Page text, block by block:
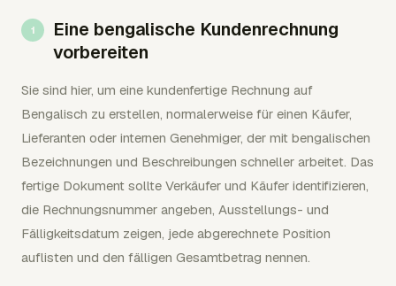
Eine bengalische Kundenrechnung
vorbereiten
Sie sind hier, um eine kundenfertige Rechnung auf
Bengalisch zu erstellen, normalerweise für einen Käufer,
Lieferanten oder internen Genehmiger, der mit bengalischen
Bezeichnungen und Beschreibungen schneller arbeitet. Das
fertige Dokument sollte Verkäufer und Käufer identifizieren,
die Rechnungsnummer angeben, Ausstellungs- und
Fälligkeitsdatum zeigen, jede abgerechnete Position
auflisten und den fälligen Gesamtbetrag nennen.